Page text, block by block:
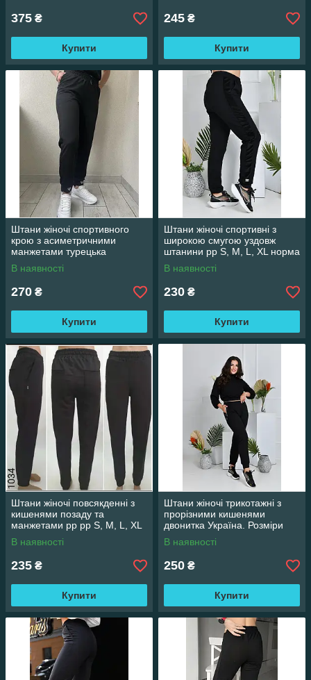
375 ₴
Купити
245 ₴
Купити
Штани жіночі спортивного
крою з асиметричними
манжетами турецька
двонитка рр XL, 2XL, 3XL,
4XL батал
В наявності
270 ₴
Купити
Штани жіночі спортивні з
широкою смугою уздовж
штанини рр S, M, L, XL норма
чорного кольору
В наявності
230 ₴
Купити
Штани жіночі повсякденні з
кишенями позаду та
манжетами рр рр S, M, L, XL
норма чорного кольору
В наявності
235 ₴
Купити
Штани жіночі трикотажні з
прорізними кишенями
двонитка Україна. Розміри
норма S, M, L, XL
В наявності
250 ₴
Купити